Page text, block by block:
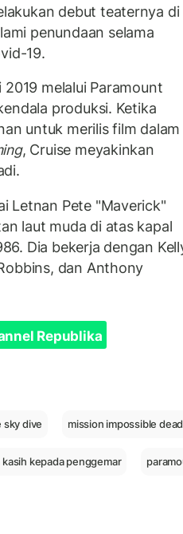
debut teaternya di
penundaan selama
19.
melalui Paramount
produksi. Ketika
untuk merilis film dalam
, Cruise meyakinkan
Letnan Pete "Maverick"
laut muda di atas kapal
Dia bekerja dengan
dan Anthony
Republika
sky dive mission impossible
kepada penggemar